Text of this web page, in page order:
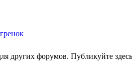
других форумов. Публикуйте